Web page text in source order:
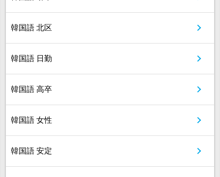
韓国語 北区
韓国語 日勤
韓国語 高卒
韓国語 女性
韓国語 安定